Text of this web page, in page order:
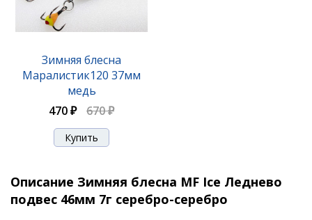
Зимняя блесна
Маралистик120 37мм
медь
470 ₽
670 ₽
Описание Зимняя блесна MF Ice Леднево
подвес 46мм 7г серебро-серебро